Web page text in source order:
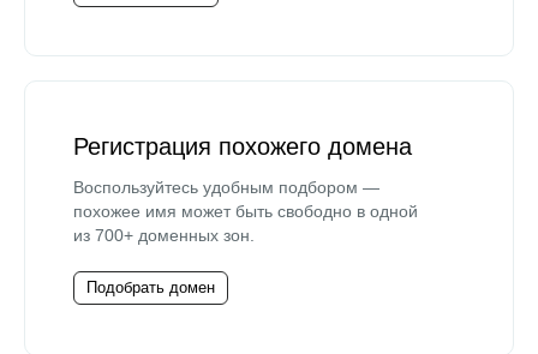
Регистрация похожего домена
Воспользуйтесь удобным подбором —
похожее имя может быть свободно в одной
из 700+ доменных зон.
Подобрать домен